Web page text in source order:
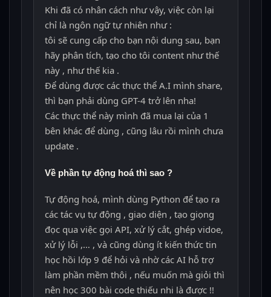
Khi đã có nhân cách như vậy, việc còn lại
chỉ là ngôn ngữ tự nhiên như :
tôi sẽ cung cấp cho bạn nội dung sau, bạn
hãy phân tích, tạo cho tôi content như thế
này , như thế kia .
Để dùng được các thực thể A.I mình share,
thì bạn phải dùng GPT-4 trở lên nha!
Các thực thể này mình đã mua lại của 1
bên khác để dùng , cũng lâu rồi mình chưa
update .
Về phần tự động hoá thì sao ?
Tự động hoá, mình dùng Python để tạo ra
các tác vụ tự động , giao diện , tạo giọng
đọc qua việc gọi API, xử lý cắt, ghép vidoe,
xử lý lỗi ,… , và cũng dùng ít kiến thức tin
học hồi lớp 9 để hỏi và nhờ các AI hỗ trợ
làm phần mềm thôi , nếu muốn mà giỏi thì
nên học 300 bài code thiếu nhi là được !!